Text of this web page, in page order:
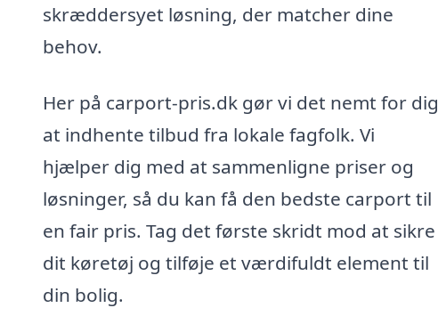
skræddersyet løsning, der matcher dine
behov.
Her på carport-pris.dk gør vi det nemt for dig
at indhente tilbud fra lokale fagfolk. Vi
hjælper dig med at sammenligne priser og
løsninger, så du kan få den bedste carport til
en fair pris. Tag det første skridt mod at sikre
dit køretøj og tilføje et værdifuldt element til
din bolig.